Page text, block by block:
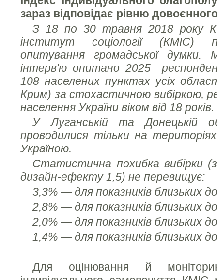
зараз відповідає рівню
З 18 по 30 травня 2018 року
інститут соціології (КМІС)
опитування громадської думки.
інтерв'ю опитано 2025
108 населених пунктах усіх
Крим) за стохастичною вибіркою,
населення України віком від 18 років.
У Луганській та Донецькій
проводилися тільки на
Україною.
Статистична похибка вибірки (з
дизайн-ефекту 1,5) не перевищує:
3,3% — для показників близьких
2,8% — для показників близьких
2,0% — для показників близьких
1,4% — для показників близьких
Для оцінювання й